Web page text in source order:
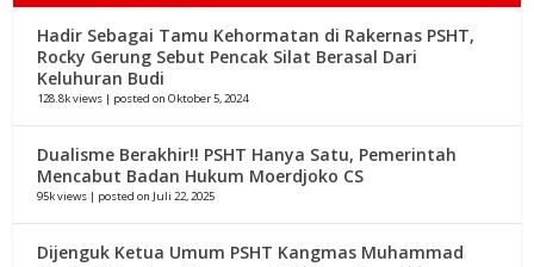
Hadir Sebagai Tamu Kehormatan di Rakernas PSHT,
Rocky Gerung Sebut Pencak Silat Berasal Dari
Keluhuran Budi
128.8k views | posted on Oktober 5, 2024
Dualisme Berakhir!! PSHT Hanya Satu, Pemerintah
Mencabut Badan Hukum Moerdjoko CS
95k views | posted on Juli 22, 2025
Dijenguk Ketua Umum PSHT Kangmas Muhammad